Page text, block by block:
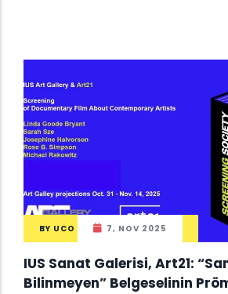
BY UCO 7, NOV 2025
IUS Sanat Galerisi, Art21:
Bilinmeyen” Belgeselinin